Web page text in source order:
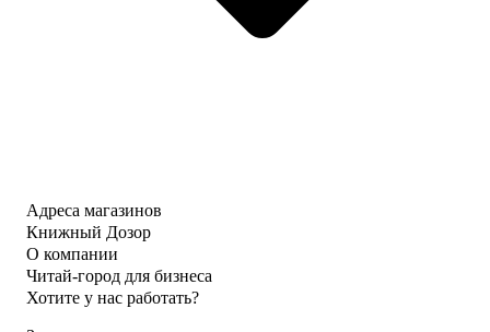
Адреса магазинов
Книжный Дозор
О компании
Читай-город для бизнеса
Хотите у нас работать?